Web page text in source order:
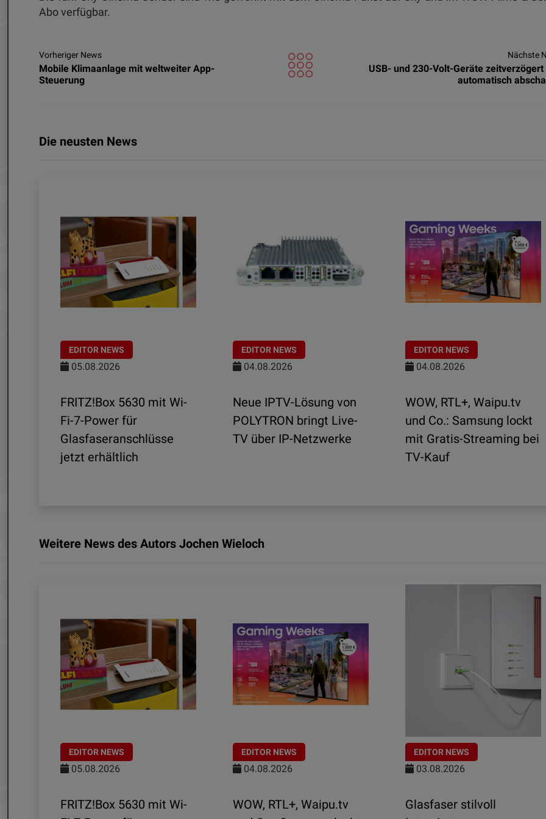
Abo verfügbar.
Vorheriger News
Mobile Klimaanlage mit weltweiter App-
Steuerung
Nächste
USB- und 230-Volt-Geräte zeitverzögert
automatisch
Die neusten News
EDITOR NEWS
05.08.2026
FRITZ!Box 5630 mit Wi-
Fi-7-Power für
Glasfaseranschlüsse
jetzt erhältlich
EDITOR NEWS
04.08.2026
Neue IPTV-Lösung von
POLYTRON bringt Live-
TV über IP-Netzwerke
EDITOR NEWS
04.08.2026
WOW, RTL+, Waipu.tv
und Co.: Samsung lockt
mit Gratis-Streaming bei
TV-Kauf
Weitere News des Autors Jochen Wieloch
EDITOR NEWS
05.08.2026
FRITZ!Box 5630 mit Wi-
EDITOR NEWS
04.08.2026
WOW, RTL+, Waipu.tv
EDITOR NEWS
03.08.2026
Glasfaser stilvoll